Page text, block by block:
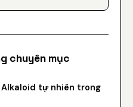
chuyên mục
tự nhiên trong